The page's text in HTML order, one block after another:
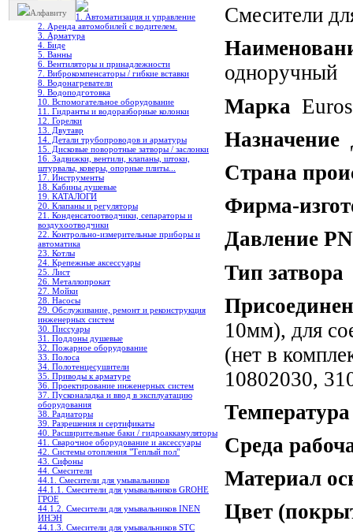
Алфавиту
1. Автоматизация и управление
2. Аренда автомобилей с водителем.
3. Арматура
4. Биде
5. Ванны
6. Вентиляторы и принадлежности
7. Виброкомпенсаторы / гибкие вставки
8. Водонагреватели
9. Водоподготовка
10. Вспомогательное оборудование
11. Гидранты и водоразборные колонки
12. Горелки
13. Двутавр
14. Детали трубопроводов и арматуры
15. Дисковые поворотные затворы / заслонки
16. Задвижки, вентили, клапаны, штоки,
штурвалы, коверы, опорные плиты...
17. Инструменты
18. Кабины душевые
19. КАТАЛОГИ
20. Клапаны и регуляторы
21. Конденсатоотводчики, сепараторы и
воздухоотводчики
22. Контрольно-измерительные приборы и
автоматика
23. Котлы
24. Крепежные аксессуары
25. Лист
26. Металлопрокат
27. Мойки
28. Насосы
29. Обслуживание, ремонт и реконструкция
инженерных систем
30. Писсуары
31. Поддоны душевые
32. Пожарное оборудование
33. Полоса
34. Полотенцесушители
35. Приводы к арматуре
36. Проектирование инженерных систем
37. Пусконаладка и ввод в эксплуатацию
оборудования
38. Радиаторы
39. Разрешения и сертификаты
40. Расширительные баки / гидроаккамуляторы
41. Сварочное оборудование и аксессуары
42. Системы отопления "Теплый пол"
43. Сифоны
44. Смесители
44.1. Смесители для умывальников
44.1.1. Смесители для умывальников GROHE
ГРОЕ
44.1.2. Смесители для умывальников INEN
ИНЭН
44.1.3. Смесители для умывальников STC
Смесители
одноручный
Марка
Назначение
Страна
Фирма-
Давление
Тип затвора
10мм), для
(нет в
10802030,
Среда
Материал
Цвет